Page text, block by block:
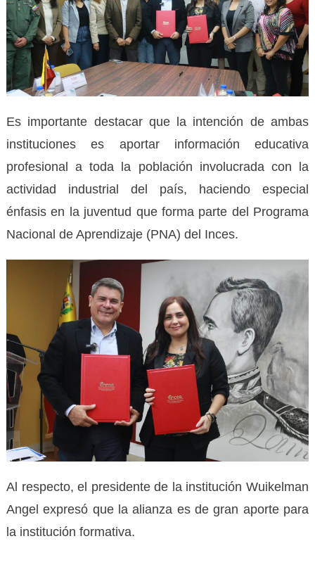
Es importante destacar que la intención de ambas
instituciones es aportar información educativa
profesional a toda la población involucrada con la
actividad industrial del país, haciendo especial
énfasis en la juventud que forma parte del Programa
Nacional de Aprendizaje (PNA) del Inces.
Al respecto, el presidente de la institución Wuikelman
Angel expresó que la alianza es de gran aporte para
la institución formativa.